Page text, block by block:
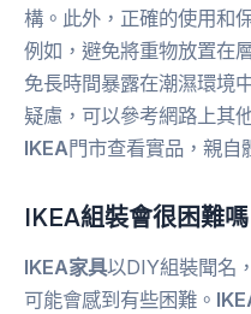
構。此外，正確的使用和
例如，避免將重物放置在
免長時間暴露在潮濕環境
疑慮，可以參考網路上其
IKEA門市查看實品，親自
IKEA組裝會很困難
IKEA家具以DIY組裝聞名
可能會感到有些困難。